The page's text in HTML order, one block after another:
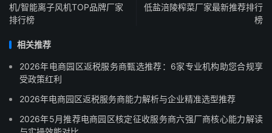
机/智能离子风机TOP品牌厂家
排行榜
低盐涪陵榨菜厂家最新推荐排行
榜
相关推荐
2026年电商园区返税服务商甄选推荐：6家专业机构助您合规享
受政策红利
2026年电商园区返税服务商能力解析与企业精准选型推荐
2026年5月推荐电商园区核定征收服务商六强厂商核心能力解读